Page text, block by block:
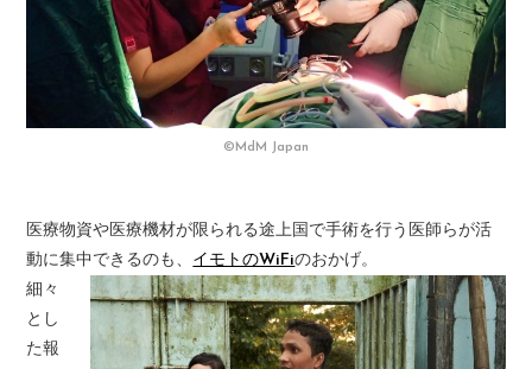
©MdM Japan
医療物資や医療機材が限られる途上国で手術を行う医師らが活
動に集中できるのも、 イモトのWiFiのおかげ。
細々
とし
た報